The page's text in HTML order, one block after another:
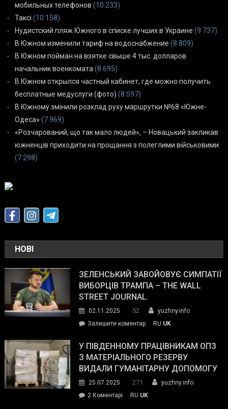
мобильных телефонов (10 233)
Таксі (10 158)
Нудистский пляж Южного в списке лучших в Украине (9 737)
В Южном изменили тариф на водоснабжение (8 809)
В Южном пойман на взятке свыше 4 тыс. долларов
начальник военкомата (8 695)
В Южном открылся частный кабинет, где можно получить
бесплатные медуслуги (фото) (8 597)
В Южному змінили розклад руху маршрутки №68 «Южне-
Одеса» (7 969)
«Розчарований, що так мало людей», – Новацький закликав
южненців приходити на прощання з полеглими військовими
(7 298)
НОВІ
ЗЕЛЕНСЬКИЙ ЗАВОЙОВУЄ СИМПАТІЇ
ВИБОРЦІВ ТРАМПА – THE WALL
STREET JOURNAL.
02.11.2025 52
yuzhny.info
Залишити коментарon
завойовує
симпатії
виборців
The
RU UK
У ПІВДЕННОМУ ПРАЦІВНИКАМ ОПЗ
З МАТЕРІАЛЬНОГО РЕЗЕРВУ
ВИДАЛИ ГУМАНІТАРНУ ДОПОМОГУ
25.07.2025 271
yuzhny.info
2 Коментарі
RU UK